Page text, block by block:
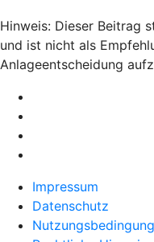
Hinweis: Dieser Beitrag
und ist nicht als
Anlageentscheidung
Impressum
Datenschutz